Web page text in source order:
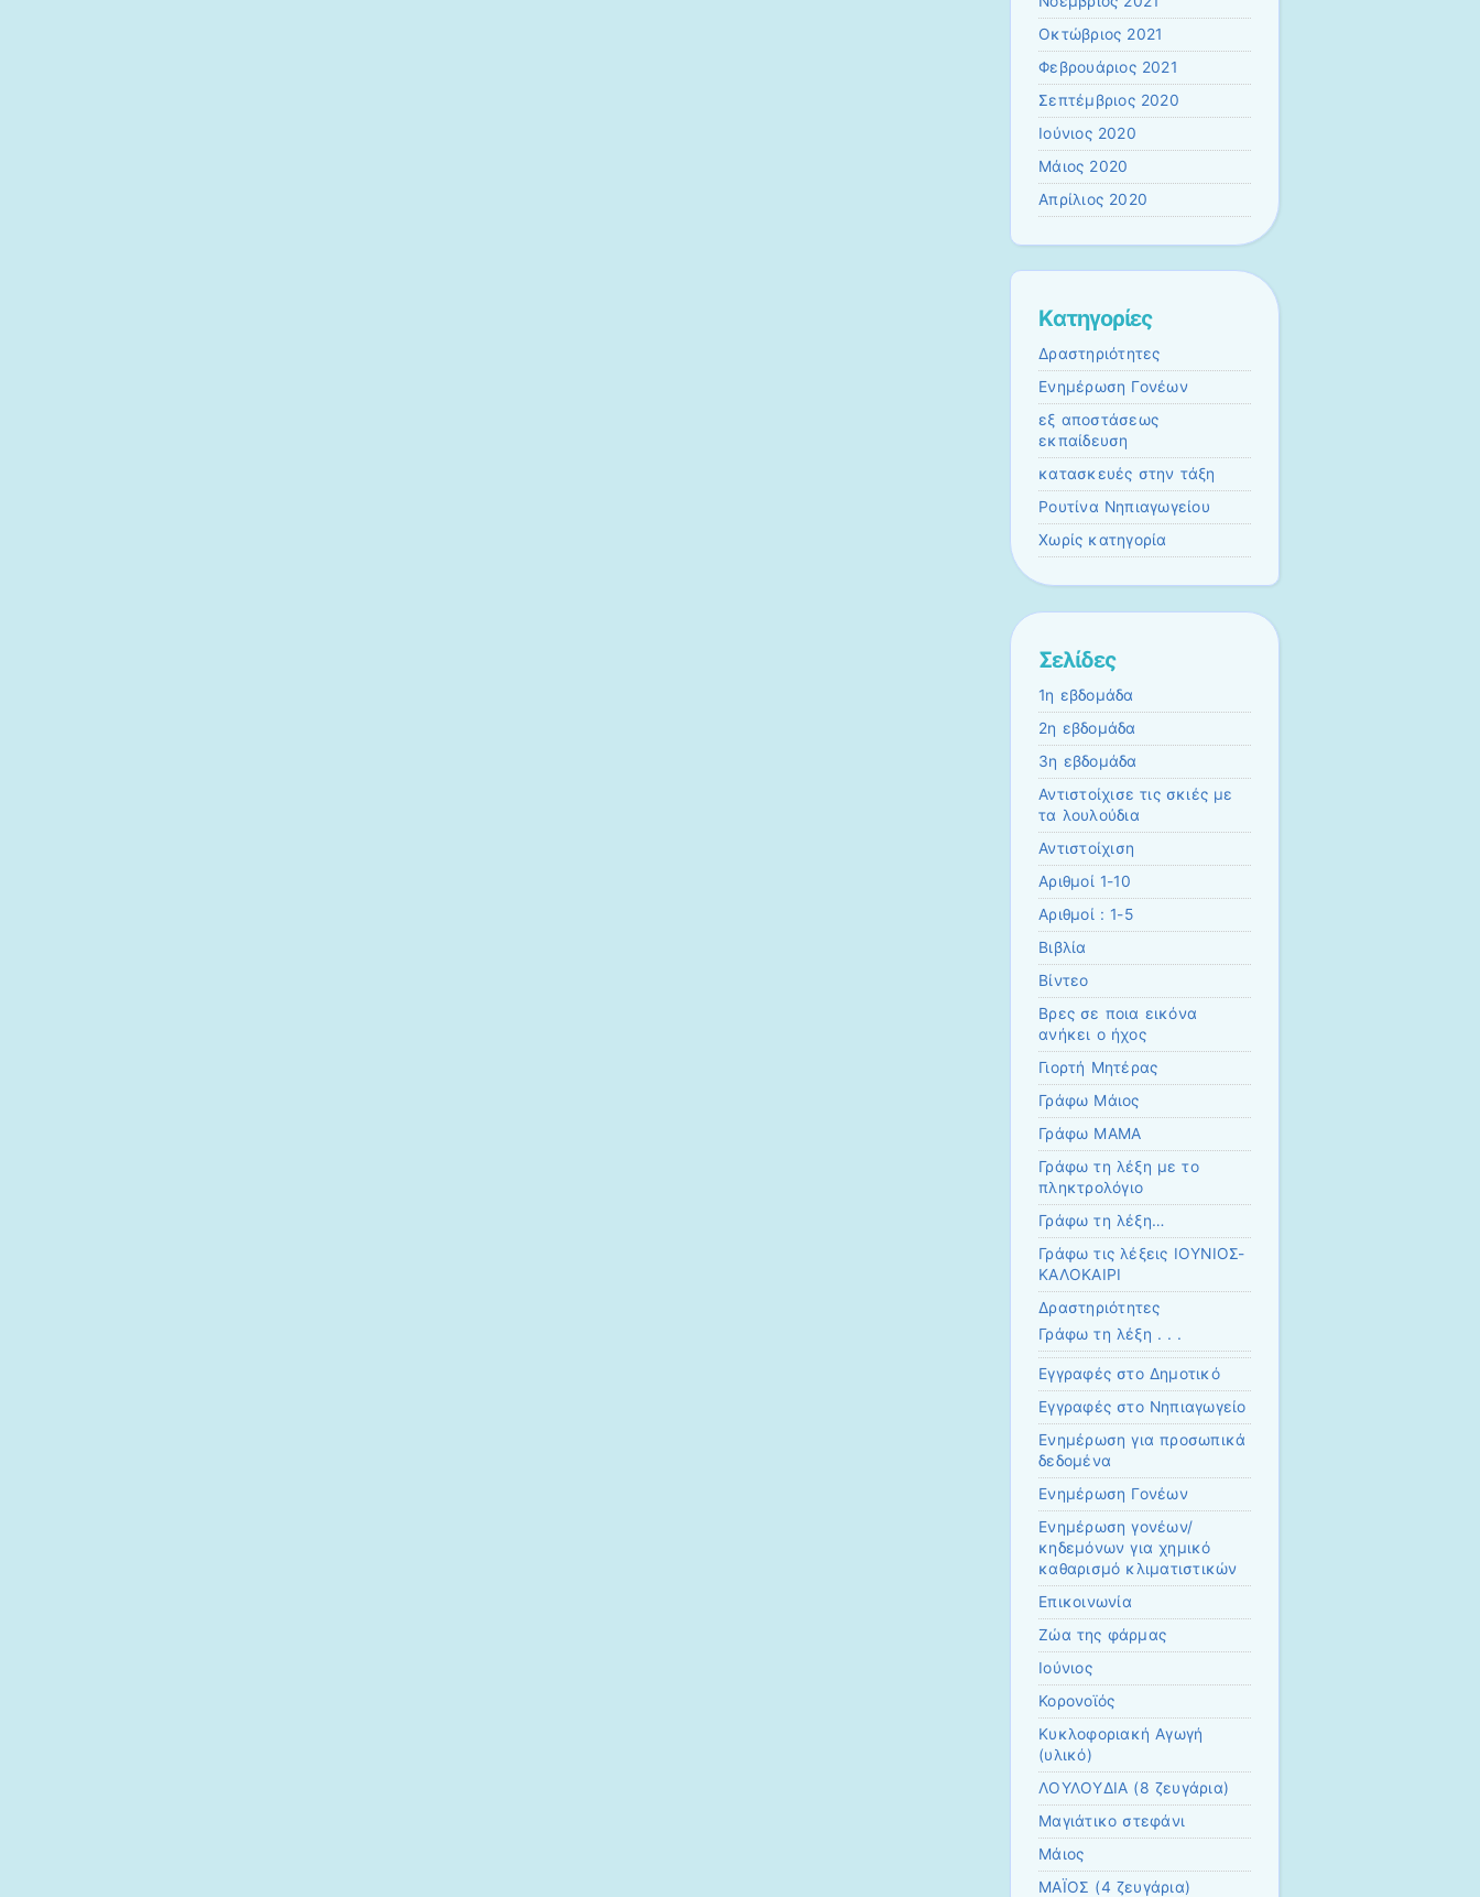
Οκτώβριος 2021
Φεβρουάριος 2021
Σεπτέμβριος 2020
Ιούνιος 2020
Μάιος 2020
Απρίλιος 2020
Kατηγορίες
Δραστηριότητες
Ενημέρωση Γονέων
εξ αποστάσεως
εκπαίδευση
κατασκευές στην τάξη
Ρουτίνα Νηπιαγωγείου
Χωρίς κατηγορία
Σελίδες
1η εβδομάδα
2η εβδομάδα
3η εβδομάδα
Αντιστοίχισε τις σκιές με
τα λουλούδια
Αντιστοίχιση
Αριθμοί 1-10
Αριθμοί : 1-5
Βιβλία
Βίντεο
Βρες σε ποια εικόνα
ανήκει ο ήχος
Γιορτή Μητέρας
Γράφω Μάιος
Γράφω ΜΑΜΑ
Γράφω τη λέξη με το
πληκτρολόγιο
Γράφω τη λέξη…
Γράφω τις λέξεις ΙΟΥΝΙΟΣ-
ΚΑΛΟΚΑΙΡΙ
Δραστηριότητες
Γράφω τη λέξη . . .
Εγγραφές στο Δημοτικό
Εγγραφές στο Νηπιαγωγείο
Ενημέρωση για προσωπικά
δεδομένα
Ενημέρωση Γονέων
Ενημέρωση γονέων/
κηδεμόνων για χημικό
καθαρισμό κλιματιστικών
Επικοινωνία
Ζώα της φάρμας
Ιούνιος
Κορονοϊός
Κυκλοφοριακή Αγωγή
(υλικό)
ΛΟΥΛΟΥΔΙΑ (8 ζευγάρια)
Μαγιάτικο στεφάνι
Μάιος
ΜΑΪΟΣ (4 ζευγάρια)